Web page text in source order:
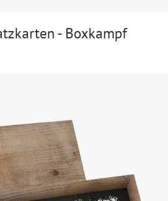
- Boxkampf